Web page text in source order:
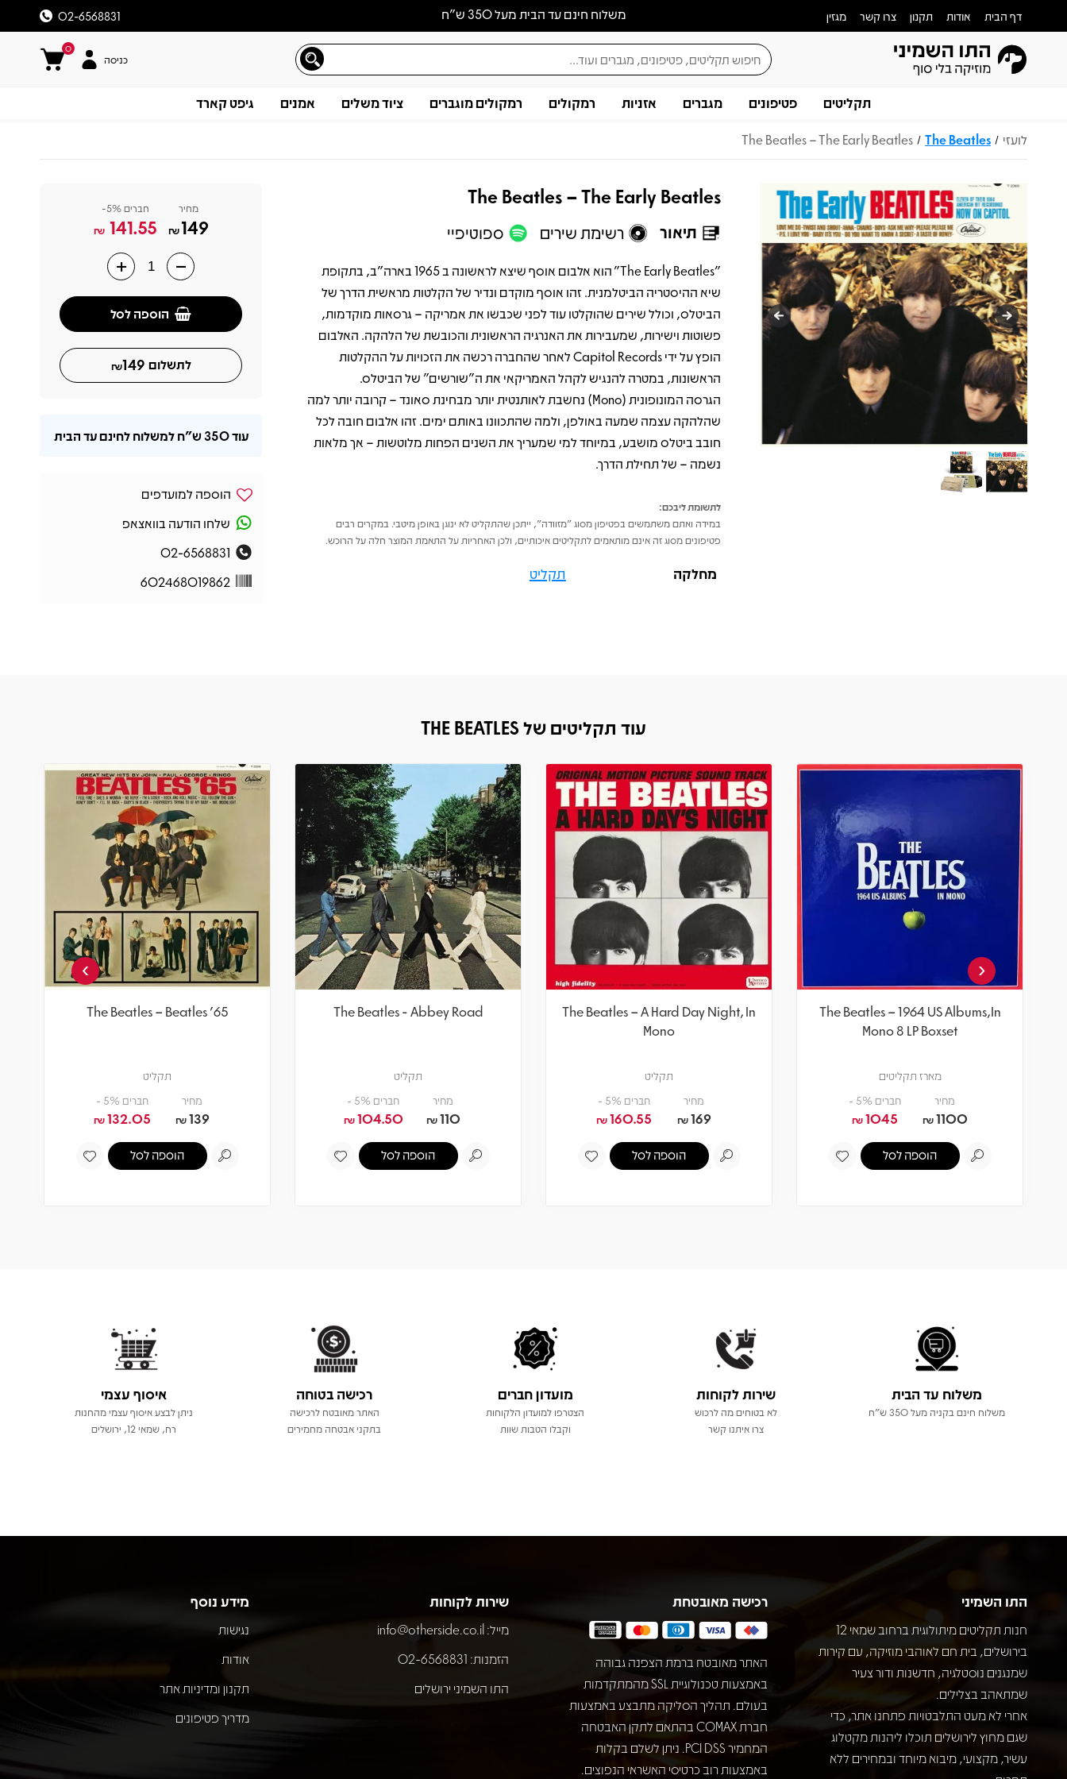
משלוח חינם עד הבית מעל 350 ש״ח דף הבית אודות תקנון צרו קשר מגזין 02-6568831
0
כניסה
תקליטים פטיפונים מגברים אזניות רמקולים רמקולים מוגברים ציוד משלים אמנים גיפט קארד
לועזי /
The Beatles
/
The Beatles – The Early Beatles
The Beatles – The Early Beatles
תיאור רשימת שירים ספוטיפיי
תיאור
"The Early Beatles" הוא אלבום אוסף שיצא לראשונה ב 1965 בארה״ב, בתקופת
שיא ההיסטריה הביטלמנית. זהו אוסף מוקדם ונדיר של הקלטות מראשית הדרך של
הביטלס, וכולל שירים שהוקלטו עוד לפני שכבשו את אמריקה – גרסאות מוקדמות,
פשוטות וישירות, שמעבירות את האנרגיה הראשונית והכובשת של הלהקה. האלבום
הופץ על ידי Capitol Records לאחר שהחברה רכשה את הזכויות על ההקלטות
הראשונות, במטרה להנגיש לקהל האמריקאי את ה״שורשים״ של הביטלס.
הגרסה המונופונית (Mono) נחשבת לאותנטית יותר מבחינת סאונד – קרובה יותר למה
שהלהקה עצמה שמעה באולפן, ולמה שהתכוונו באותם ימים. זהו אלבום חובה לכל
חובב ביטלס מושבע, במיוחד למי שמעריך את השנים הפחות מלוטשות – אך מלאות
נשמה – של תחילת הדרך.
לתשומת ליבכם:
במידה ואתם משתמשים בפטיפון מסוג "מזוודה", ייתכן שהתקליט לא ינוגן באופן מיטבי. במקרים רבים
פטיפונים מסוג זה אינם מותאמים לתקליטים איכותיים, ולכן האחריות על התאמת המוצר חלה על הרוכש.
מחלקה תקליט
מחיר
149
₪
חברים 5%-
141.55
₪
הוספה לסל
לתשלום 149
₪
עוד350 ש"ח למשלוח לחינם עד הבית
הוספה למועדפים
שלחו הודעה בוואצאפ
02-6568831
602468019862
עוד תקליטים של THE BEATLES
The Beatles – 1964 US Albums,In
Mono 8 LP Boxset
מארז תקליטים
מחיר
1100
₪
חברים 5% -
1045
₪
הוספה לסל
The Beatles – A Hard Day Night, In
Mono
תקליט
מחיר
169
₪
חברים 5% -
160.55
₪
הוספה לסל
The Beatles - Abbey Road
תקליט
מחיר
110
₪
חברים 5% -
104.50
₪
הוספה לסל
The Beatles – Beatles '65
תקליט
מחיר
139
₪
חברים 5% -
132.05
₪
הוספה לסל
‹
›
משלוח עד הבית
משלוח חינם בקניה מעל 350 ש"ח
שירות לקוחות
לא בטוחים מה לרכוש
צרו איתנו קשר
מועדון חברים
הצטרפו למועדון הלקוחות
וקבלו הטבות שוות
רכישה בטוחה
האתר מאובטח לרכישה
בתקני אבטחה מחמירים
איסוף עצמי
ניתן לבצע איסוף עצמי מהחנות
רח, שמאי 12, ירושלים
התו השמיני
חנות תקליטים מיתולוגית ברחוב שמאי 12
בירושלים, בית חם לאוהבי מוזיקה, עם קירות
שמנגנים נוסטלגיה, חדשנות ודור צעיר
שמתאהב בצלילים.
אחרי לא מעט התלבטויות פתחנו אתר, כדי
שגם מחוץ לירושלים תוכלו ליהנות מקטלוג
עשיר, מקצועי, מיבוא מיוחד ובמחירים ללא
רכישה מאובטחת
האתר מאובטח ברמת הצפנה גבוהה
באמצעות טכנולוגיית SSL מהמתקדמות
בעולם. תהליך הסליקה מתבצע באמצעות
חברת COMAX בהתאם לתקן האבטחה
המחמיר PCI DSS. ניתן לשלם בקלות
באמצעות רוב כרטיסי האשראי הנפוצים.
שירות לקוחות
מייל: info@otherside.co.il
הזמנות: 02-6568831
התו השמיני ירושלים
מידע נוסף
נגישות
אודות
תקנון ומדיניות אתר
מדריך פטיפונים